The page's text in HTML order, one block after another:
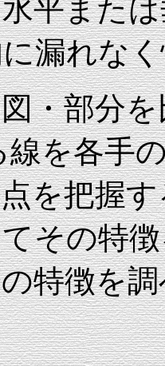
平また
漏れな
・部分
各手の
を把握
その特
特徴を